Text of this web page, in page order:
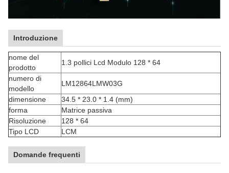
Introduzione
nome del
prodotto
1.3 pollici Lcd Modulo 128 * 64
numero di
modello
LM12864LMW03G
dimensione
34.5 * 23.0 * 1.4 (mm)
forma
Matrice passiva
Risoluzione
128 * 64
Tipo LCD
LCM
Domande frequenti